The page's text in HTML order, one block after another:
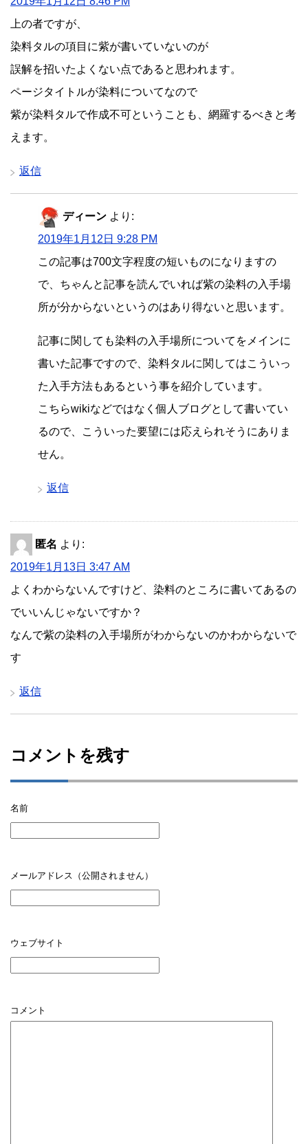
上の者ですが、
染料タルの項目に紫が書いていないのが
誤解を招いたよくない点であると思われます。
ページタイトルが染料についてなので
紫が染料タルで作成不可ということも、網羅するべきと考
えます。
返信
ディーン より:
2019年1月12日 9:28 PM
この記事は700文字程度の短いものになりますの
で、ちゃんと記事を読んでいれば紫の染料の入手場
所が分からないというのはあり得ないと思います。
記事に関しても染料の入手場所についてをメインに
書いた記事ですので、染料タルに関してはこういっ
た入手方法もあるという事を紹介しています。
こちらwikiなどではなく個人ブログとして書いてい
るので、こういった要望には応えられそうにありま
せん。
返信
匿名 より:
2019年1月13日 3:47 AM
よくわからないんですけど、染料のところに書いてあるの
でいいんじゃないですか？
なんで紫の染料の入手場所がわからないのかわからないで
す
返信
コメントを残す
名前
メールアドレス（公開されません）
ウェブサイト
コメント